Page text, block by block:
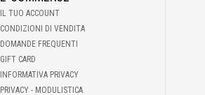
IL TUO ACCOUNT
CONDIZIONI DI VENDITA
DOMANDE FREQUENTI
GIFT CARD
INFORMATIVA PRIVACY
PRIVACY - MODULISTICA